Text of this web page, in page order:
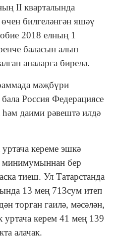
II кварталында
билгеләнгән яшәү
2018 елның 1
баласын алып
аналарга бирелә.
мәҗбүри
Россия Федерациясе
даими рәвештә илдә
кереме эшкә
минимумыннан бер
тиеш. Ул Татарстанда
13 мең 713сум итеп
торган гаилә, мәсәлән,
уртача керем 41 мең 139
алачак.